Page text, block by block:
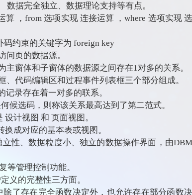
数据完全独立、数据理论支持等有点。
，from 选项实现 连接运算 ，where 选项实现 选
码约束的关键字为 foreign key
问页的数据源。
主窗体和子窗体的数据源之间存在1对多的关系。
、代码编辑区和过程事件列表框三个部分组成。
记录存在着一对多的联系。
候选码，则称该关系最高达到了第二范式。
计视图 和 页面视图。
成对应的基本表或视图。
性、数据粒度小、独立的数据操作界面，由DBM
等管理控制功能。
义的完整性三方面。
了存在完全函数决定外，也允许存在部分函数决